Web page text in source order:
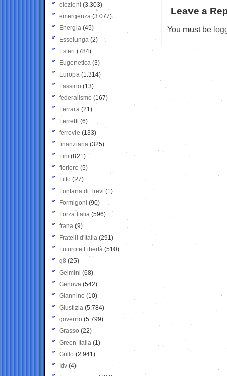
Leave a
You must be
elezioni (3.303)
emergenza (3.077)
Energia (45)
Esselunga (2)
Esteri (784)
Eugenetica (3)
Europa (1.314)
Fassino (13)
federalismo (167)
Ferrara (21)
Ferretti (6)
ferrovie (133)
finanziaria (325)
Fini (821)
fioriere (5)
Fitto (27)
Fontana di Trevi (1)
Formigoni (90)
Forza Italia (596)
frana (9)
Fratelli d'Italia (291)
Futuro e Libertà (510)
g8 (25)
Gelmini (68)
Genova (542)
Giannino (10)
Giustizia (5.784)
governo (5.799)
Grasso (22)
Green Italia (1)
Grillo (2.941)
Idv (4)